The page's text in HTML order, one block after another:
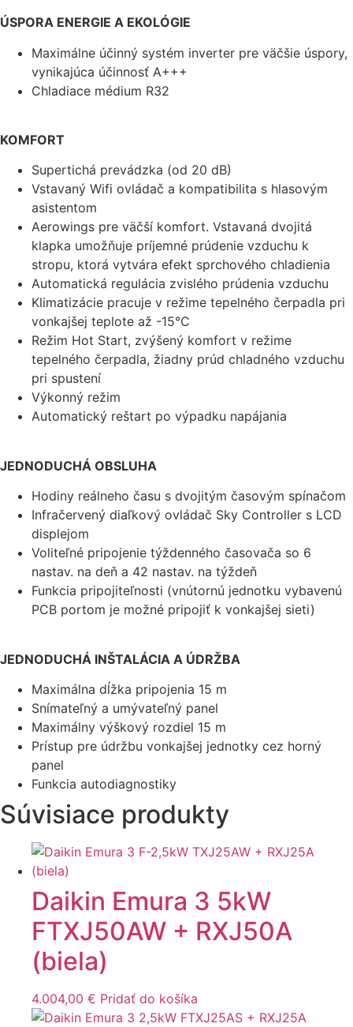
ÚSPORA ENERGIE A EKOLÓGIE
Maximálne účinný systém inverter pre väčšie úspory,
vynikajúca účinnosť A+++
Chladiace médium R32
KOMFORT
Supertichá prevádzka (od 20 dB)
Vstavaný Wifi ovládač a kompatibilita s hlasovým
asistentom
Aerowings pre väčší komfort. Vstavaná dvojitá
klapka umožňuje príjemné prúdenie vzduchu k
stropu, ktorá vytvára efekt sprchového chladienia
Automatická regulácia zvislého prúdenia vzduchu
Klimatizácie pracuje v režime tepelného čerpadla pri
vonkajšej teplote až -15°C
Režim Hot Start, zvýšený komfort v režime
tepelného čerpadla, žiadny prúd chladného vzduchu
pri spustení
Výkonný režim
Automatický reštart po výpadku napájania
JEDNODUCHÁ OBSLUHA
Hodiny reálneho času s dvojitým časovým spínačom
Infračervený diaľkový ovládač Sky Controller s LCD
displejom
Voliteľné pripojenie týždenného časovača so 6
nastav. na deň a 42 nastav. na týždeň
Funkcia pripojiteľnosti (vnútornú jednotku vybavenú
PCB portom je možné pripojiť k vonkajšej sieti)
JEDNODUCHÁ INŠTALÁCIA A ÚDRŽBA
Maximálna dĺžka pripojenia 15 m
Snímateľný a umývateľný panel
Maximálny výškový rozdiel 15 m
Prístup pre údržbu vonkajšej jednotky cez horný
panel
Funkcia autodiagnostiky
Súvisiace produkty
Daikin Emura 3 5kW
FTXJ50AW + RXJ50A
(biela)
4.004,00 € Pridať do košíka